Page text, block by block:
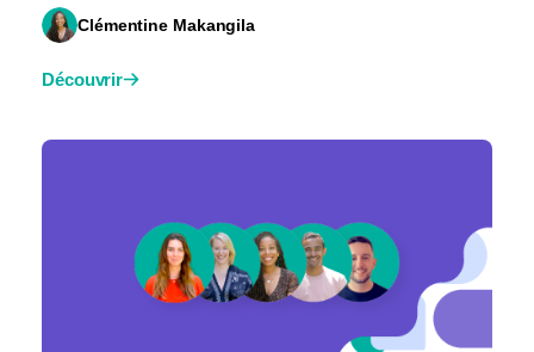
Clémentine Makangila
Découvrir